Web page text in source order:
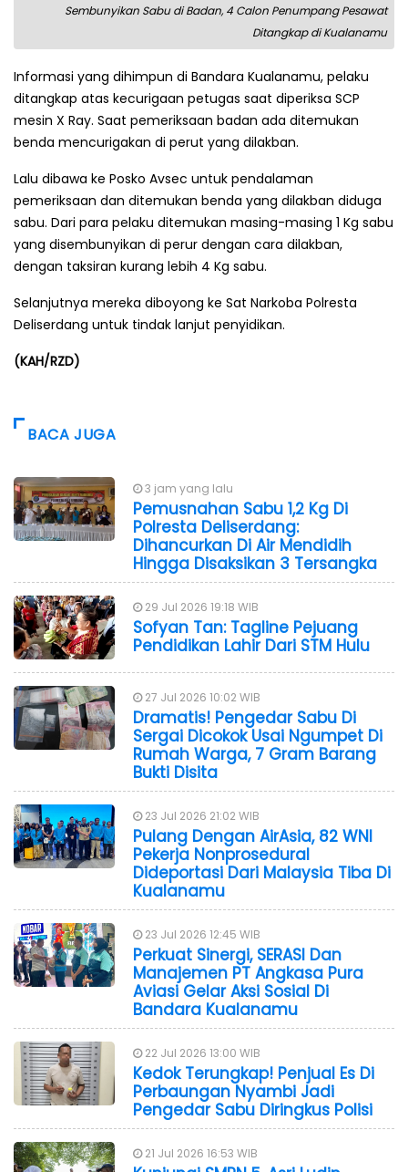
Sembunyikan Sabu di Badan, 4 Calon Penumpang Pesawat
Ditangkap di Kualanamu
Informasi yang dihimpun di Bandara Kualanamu, pelaku
ditangkap atas kecurigaan petugas saat diperiksa SCP
mesin X Ray. Saat pemeriksaan badan ada ditemukan
benda mencurigakan di perut yang dilakban.
Lalu dibawa ke Posko Avsec untuk pendalaman
pemeriksaan dan ditemukan benda yang dilakban diduga
sabu. Dari para pelaku ditemukan masing-masing 1 Kg sabu
yang disembunyikan di perur dengan cara dilakban,
dengan taksiran kurang lebih 4 Kg sabu.
Selanjutnya mereka diboyong ke Sat Narkoba Polresta
Deliserdang untuk tindak lanjut penyidikan.
(KAH/RZD)
BACA JUGA
3 jam yang lalu
Pemusnahan Sabu 1,2 Kg Di
Polresta Deliserdang:
Dihancurkan Di Air Mendidih
Hingga Disaksikan 3 Tersangka
29 Jul 2026 19:18 WIB
Sofyan Tan: Tagline Pejuang
Pendidikan Lahir Dari STM Hulu
27 Jul 2026 10:02 WIB
Dramatis! Pengedar Sabu Di
Sergai Dicokok Usai Ngumpet Di
Rumah Warga, 7 Gram Barang
Bukti Disita
23 Jul 2026 21:02 WIB
Pulang Dengan AirAsia, 82 WNI
Pekerja Nonprosedural
Dideportasi Dari Malaysia Tiba Di
Kualanamu
23 Jul 2026 12:45 WIB
Perkuat Sinergi, SERASI Dan
Manajemen PT Angkasa Pura
Aviasi Gelar Aksi Sosial Di
Bandara Kualanamu
22 Jul 2026 13:00 WIB
Kedok Terungkap! Penjual Es Di
Perbaungan Nyambi Jadi
Pengedar Sabu Diringkus Polisi
21 Jul 2026 16:53 WIB